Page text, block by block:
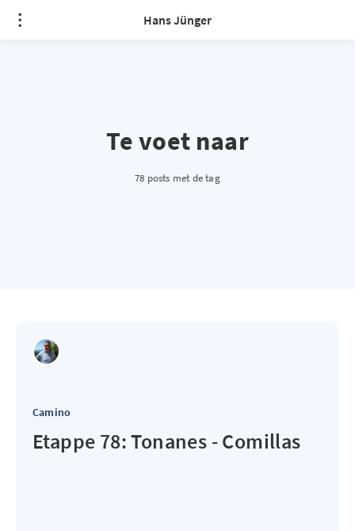
Hans Jünger
Te voet naar
78 posts met de tag
Camino
Etappe 78: Tonanes - Comillas